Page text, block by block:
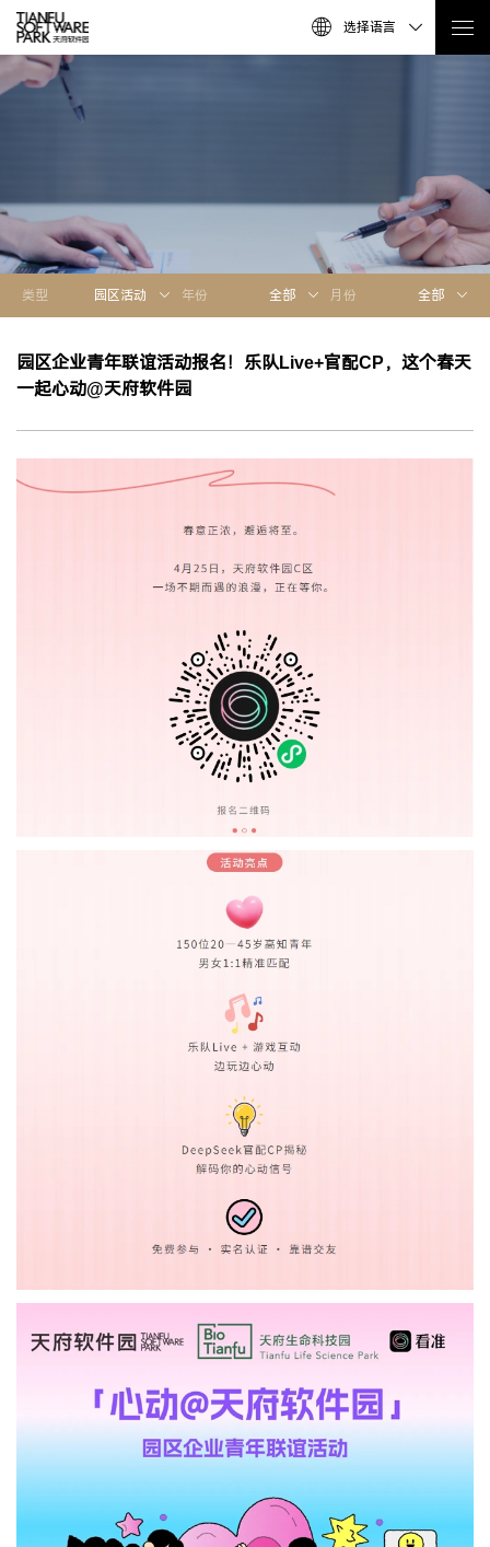
选择语言
类型 园区活动 年份 全部 月份 全部
园区企业青年联谊活动报名！乐队Live+官配CP，这个春天
一起心动@天府软件园